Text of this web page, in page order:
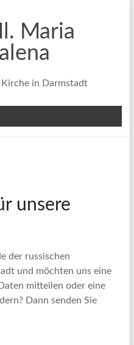
Maria
Kirche in Darmstadt
unsere
der russischen
und möchten uns eine
mitteilen oder eine
Dann senden Sie